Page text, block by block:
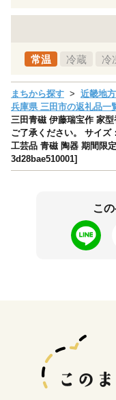
常温 冷蔵 冷
まちから探す 近畿地方
兵庫県 三田市の返礼品一
三田青磁 伊藤瑞宝作 家
ご了承ください。 サイズ
工芸品 青磁 陶器 期間限
3d28bae510001]
こ